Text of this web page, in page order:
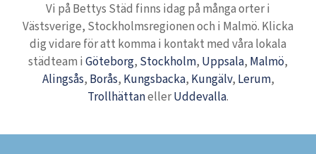
Vi på Bettys Städ finns idag på många orter i
Västsverige, Stockholmsregionen och i Malmö. Klicka
dig vidare för att komma i kontakt med våra lokala
städteam i Göteborg, Stockholm, Uppsala, Malmö,
Alingsås, Borås, Kungsbacka, Kungälv, Lerum,
TrollhättanellerUddevalla.